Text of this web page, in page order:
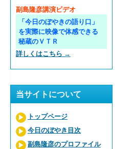
副島隆彦講演ビデオ
「今日のぼやきの語り口」
を実際に映像で体感できる
秘蔵のＶＴＲ
詳しくはこちら →
当サイトについて
トップページ
今日のぼやき目次
副島隆彦のプロファイル